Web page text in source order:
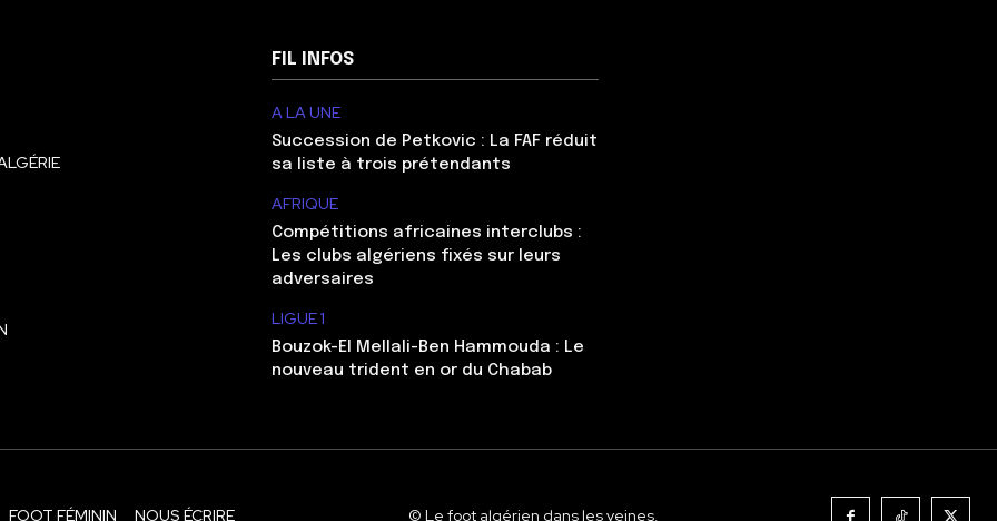
FIL INFOS
A LA UNE
Succession de Petkovic : La FAF réduit
sa liste à trois prétendants
AFRIQUE
Compétitions africaines interclubs :
Les clubs algériens fixés sur leurs
adversaires
LIGUE 1
Bouzok-El Mellali-Ben Hammouda : Le
nouveau trident en or du Chabab
FOOT FÉMININ NOUS ÉCRIRE © Le foot algérien dans les veines.